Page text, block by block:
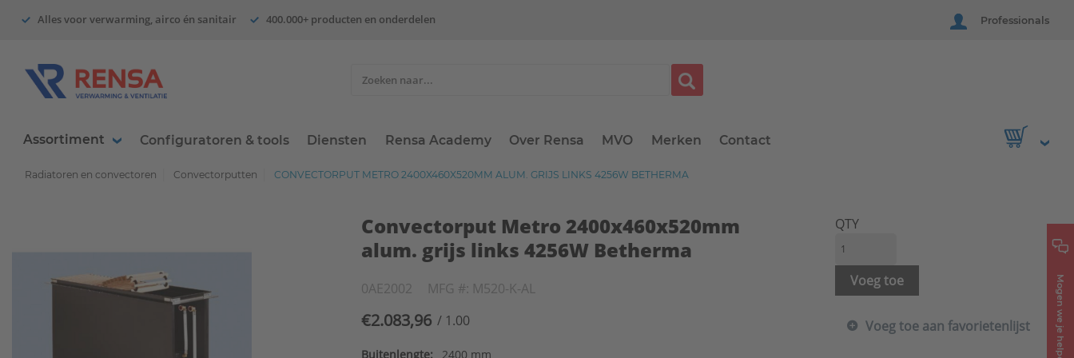
Alles voor verwarming, airco én sanitair 400.000+ producten en onderdelen Professionals
Assortiment Configuratoren & tools Diensten Rensa Academy Over Rensa MVO Merken Contact
Mogen we je helpen?
Radiatoren en convectoren Convectorputten CONVECTORPUT METRO 2400X460X520MM ALUM. GRIJS LINKS 4256W BETHERMA
Convectorput Metro 2400x460x520mm
alum. grijs links 4256W Betherma
0AE2002 MFG #: M520-K-AL
€2.083,96 / 1.00
Buitenlengte:
2400 mm
QTY
Voeg toe
Voeg toe aan favorietenlijst